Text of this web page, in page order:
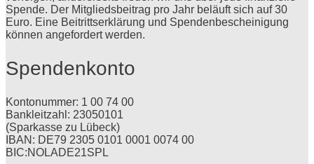
Spende. Der Mitgliedsbeitrag pro Jahr beläuft sich auf 30
Euro. Eine Beitrittserklärung und Spendenbescheinigung
können angefordert werden.
Spendenkonto
Kontonummer: 1 00 74 00
Bankleitzahl: 23050101
(Sparkasse zu Lübeck)
IBAN: DE79 2305 0101 0001 0074 00
BIC:NOLADE21SPL